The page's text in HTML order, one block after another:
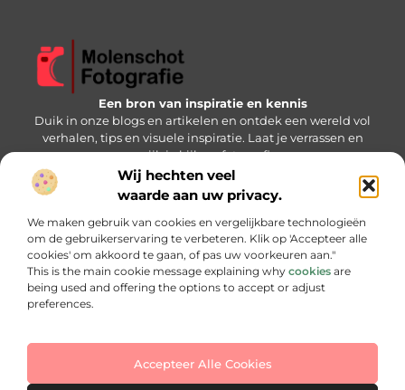
Wij hechten veel
waarde aan uw privacy.
We maken gebruik van cookies en vergelijkbare technologieën
om de gebruikerservaring te verbeteren. Klik op 'Accepteer alle
cookies' om akkoord te gaan, of pas uw voorkeuren aan."
This is the main cookie message explaining why cookies are
being used and offering the options to accept or adjust
preferences.
Accepteer Alle Cookies
Een bron van inspiratie en kennis
Duik in onze blogs en artikelen en ontdek een wereld vol
verhalen, tips en visuele inspiratie. Laat je verrassen en
verrijk je kijk op fotografie.
Bericht categorie
Onze informatie
Website index Cookiebeleid (EU)